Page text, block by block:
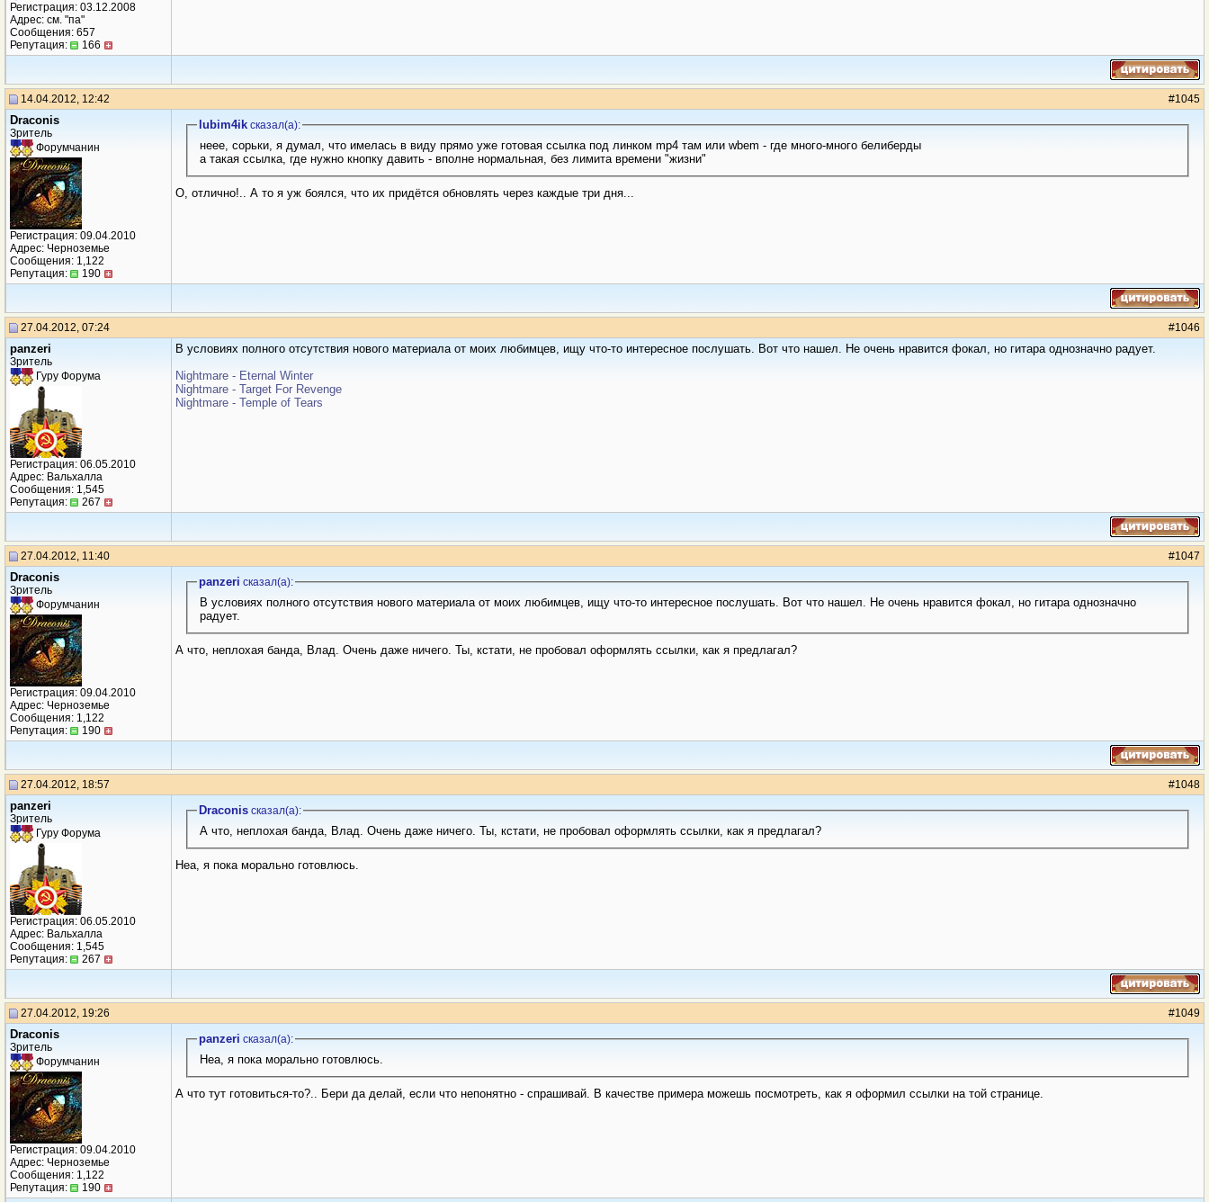
Регистрация: 03.12.2008
Адрес: см. "па"
Сообщения: 657
Репутация:
166
14.04.2012, 12:42 #1045
Draconis
Зритель
Форумчанин
Регистрация: 09.04.2010
Адрес: Черноземье
Сообщения: 1,122
Репутация:
190
lubim4ikсказал(a):
неее, сорьки, я думал, что имелась в виду прямо уже готовая ссылка под линком mp4 там или wbem - где много-много белиберды
а такая ссылка, где нужно кнопку давить - вполне нормальная, без лимита времени "жизни"
О, отлично!.. А то я уж боялся, что их придётся обновлять через каждые три дня...
27.04.2012, 07:24 #1046
panzeri
Зритель
Гуру Форума
Регистрация: 06.05.2010
Адрес: Вальхалла
Сообщения: 1,545
Репутация:
267
В условиях полного отсутствия нового материала от моих любимцев, ищу что-то интересное послушать. Вот что нашел. Не очень нравится фокал, но гитара однозначно радует.
Nightmare - Eternal Winter
Nightmare - Target For Revenge
Nightmare - Temple of Tears
27.04.2012, 11:40 #1047
Draconis
Зритель
Форумчанин
Регистрация: 09.04.2010
Адрес: Черноземье
Сообщения: 1,122
Репутация:
190
panzeri сказал(a):
В условиях полного отсутствия нового материала от моих любимцев, ищу что-то интересное послушать. Вот что нашел. Не очень нравится фокал, но гитара однозначно
радует.
А что, неплохая банда, Влад. Очень даже ничего. Ты, кстати, не пробовал оформлять ссылки, как я предлагал?
27.04.2012, 18:57 #1048
panzeri
Зритель
Гуру Форума
Регистрация: 06.05.2010
Адрес: Вальхалла
Сообщения: 1,545
Репутация:
267
Draconisсказал(a):
А что, неплохая банда, Влад. Очень даже ничего. Ты, кстати, не пробовал оформлять ссылки, как я предлагал?
Неа, я пока морально готовлюсь.
27.04.2012, 19:26 #1049
Draconis
Зритель
Форумчанин
Регистрация: 09.04.2010
Адрес: Черноземье
Сообщения: 1,122
Репутация:
190
panzeri сказал(a):
Неа, я пока морально готовлюсь.
А что тут готовиться-то?.. Бери да делай, если что непонятно - спрашивай. В качестве примера можешь посмотреть, как я оформил ссылки на той странице.